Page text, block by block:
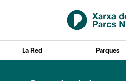
Saltar al contenido principal
La Red Parques
Hasta diciembre